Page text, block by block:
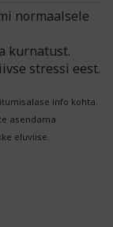
normaalsele
kurnatust.
stressi eest.
info kohta.
asendama
eluviise.